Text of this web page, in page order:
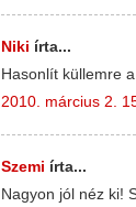
Niki írta...
Hasonlít küllemre
2010. március 2.
Szemi írta...
Nagyon jól néz ki!